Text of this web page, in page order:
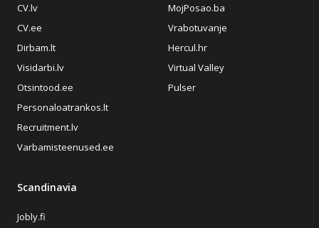
CV.lv
CV.ee
Dirbam.lt
Visidarbi.lv
Otsintood.ee
Personaloatrankos.lt
Recruitment.lv
Varbamisteenused.ee
MojPosao.ba
Vrabotuvanje
Hercul.hr
Virtual Valley
Pulser
Scandinavia
Jobly.fi